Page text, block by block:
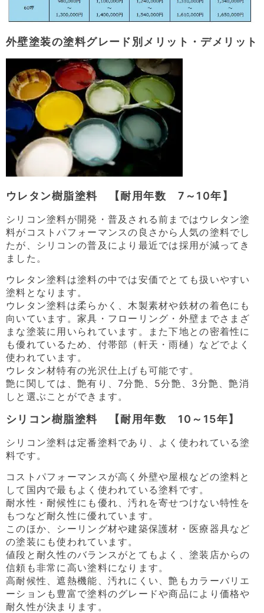
外壁塗装の塗料グレード別メリット・デメリット
ウレタン樹脂塗料 【耐用年数 7～10年】
シリコン塗料が開発・普及される前まではウレタン塗
料がコストパフォーマンスの良さから人気の塗料でし
たが、シリコンの普及により最近では採用が減ってき
ました。
ウレタン塗料は塗料の中では安価でとても扱いやすい
塗料となります。
ウレタン塗料は柔らかく、木製素材や鉄材の着色にも
向いています。家具・フローリング・外壁までさまざ
まな塗装に用いられています。また下地との密着性に
も優れているため、付帯部（軒天・雨樋）などでよく
使われています。
ウレタン材特有の光沢仕上げも可能です。
艶に関しては、艶有り、7分艶、5分艶、3分艶、艶消
しと選ぶことができます。
シリコン樹脂塗料 【耐用年数 10～15年】
シリコン塗料は定番塗料であり、よく使われている塗
料です。
コストパフォーマンスが高く外壁や屋根などの塗料と
して国内で最もよく使われている塗料です。
耐水性・耐候性にも優れ、汚れを寄せつけない特性を
もつなど耐久性に優れています。
このほか、シーリング材や建築保護材・医療器具など
の塗装にも使われています。
値段と耐久性のバランスがとてもよく、塗装店からの
信頼も非常に高い塗料になります。
高耐候性、遮熱機能、汚れにくい、艶もカラーバリエ
ーションも豊富で塗料のグレードや商品により価格や
耐久性が決まります。